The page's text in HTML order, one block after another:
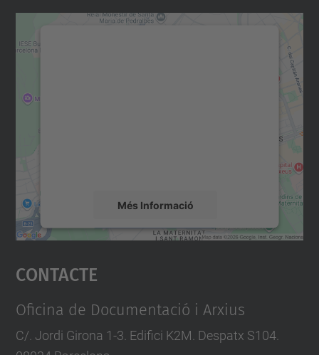
Més Informació
Accepta
powered by
Contacte
Oficina de Documentació i Arxius
C/. Jordi Girona 1-3. Edifici K2M. Despatx S104.